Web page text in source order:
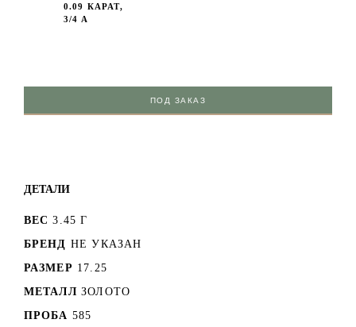
0.09 КАРАТ,
3/4 А
ПОД ЗАКАЗ
ДЕТАЛИ
ВЕС 3.45 Г
БРЕНД НЕ УКАЗАН
РАЗМЕР 17.25
МЕТАЛЛ ЗОЛОТО
ПРОБА 585